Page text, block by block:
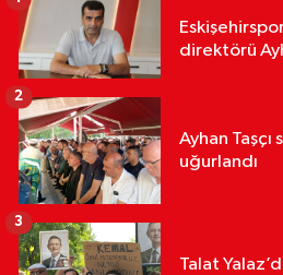
direktörü
Ayhan
uğurlandı
2
Talat
3